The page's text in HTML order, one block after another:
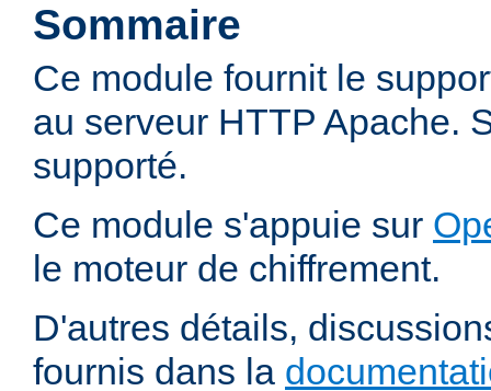
Sommaire
Ce module fournit le
au serveur HTTP Apache.
supporté.
Ce module s'appuie sur
le moteur de chiffrement.
D'autres détails,
fournis dans la